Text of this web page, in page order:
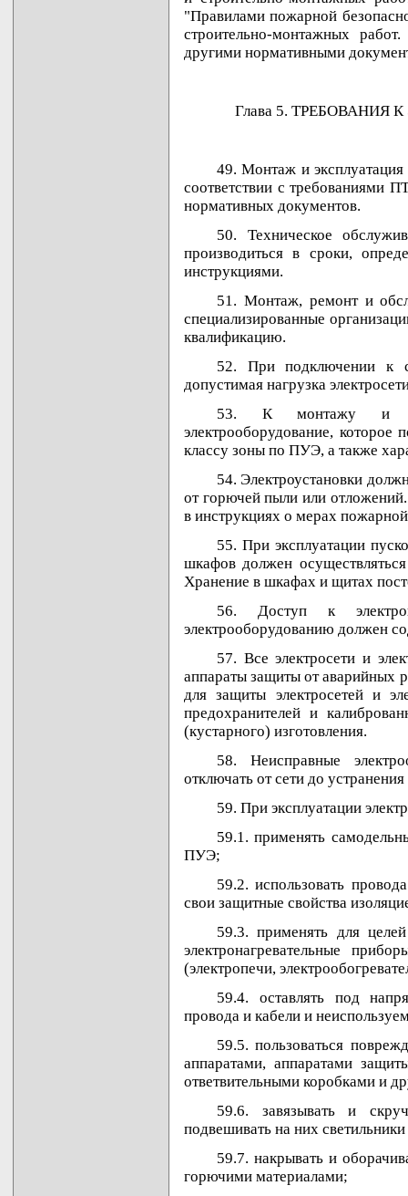
"Правилами пожарной
строительно-монтажных
другими нормативными
Глава 5. ТРЕБОВАНИЯ
49. Монтаж и эксплуатация
соответствии с
нормативных документов.
50. Техническое
производиться в сроки,
инструкциями.
51. Монтаж, ремонт и
специализированные
квалификацию.
52. При подключении к
допустимая нагрузка
53. К монтажу и
электрооборудование, которое
классу зоны по ПУЭ, а также
54. Электроустановки
от горючей пыли или
в инструкциях о мерах
55. При эксплуатации
шкафов должен
Хранение в шкафах и щитах
56. Доступ к
электрооборудованию должен
57. Все электросети и
аппараты защиты от аварийных
для защиты электросетей и
предохранителей и
(кустарного) изготовления.
58. Неисправные
отключать от сети до
59. При эксплуатации
59.1. применять
ПУЭ;
59.2. использовать
свои защитные свойства
59.3. применять для
электронагревательные
(электропечи,
59.4. оставлять под
провода и кабели и
59.5. пользоваться
аппаратами, аппаратами
ответвительными коробками и
59.6. завязывать и
подвешивать на них
59.7. накрывать и
горючими материалами;